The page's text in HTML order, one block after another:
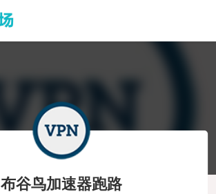
布谷鸟加速器跑路